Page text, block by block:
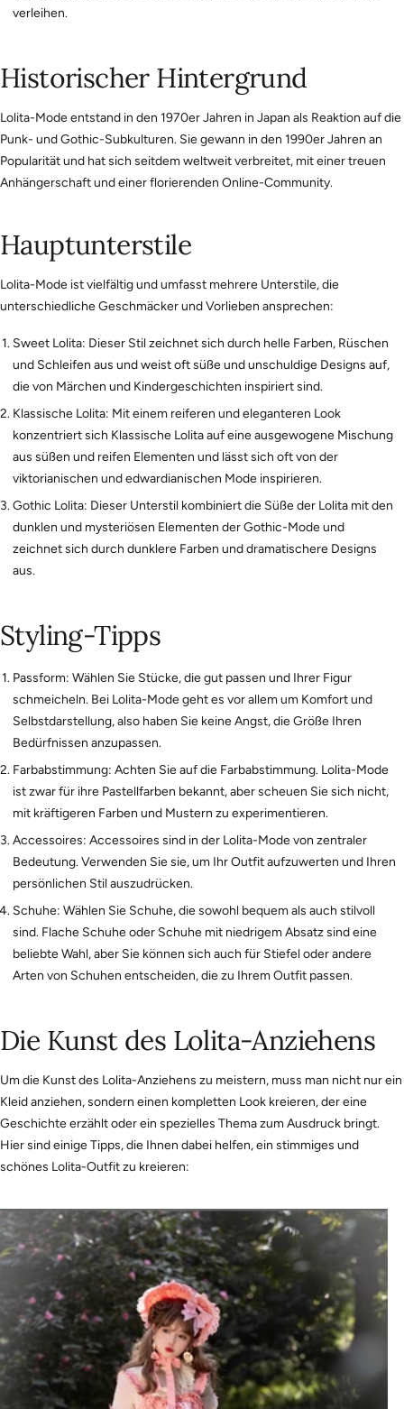
verleihen.
Historischer Hintergrund
Lolita-Mode entstand in den 1970er Jahren in Japan als Reaktion auf die
Punk- und Gothic-Subkulturen. Sie gewann in den 1990er Jahren an
Popularität und hat sich seitdem weltweit verbreitet, mit einer treuen
Anhängerschaft und einer florierenden Online-Community.
Hauptunterstile
Lolita-Mode ist vielfältig und umfasst mehrere Unterstile, die
unterschiedliche Geschmäcker und Vorlieben ansprechen:
Sweet Lolita: Dieser Stil zeichnet sich durch helle Farben, Rüschen
und Schleifen aus und weist oft süße und unschuldige Designs auf,
die von Märchen und Kindergeschichten inspiriert sind.
Klassische Lolita: Mit einem reiferen und eleganteren Look
konzentriert sich Klassische Lolita auf eine ausgewogene Mischung
aus süßen und reifen Elementen und lässt sich oft von der
viktorianischen und edwardianischen Mode inspirieren.
Gothic Lolita: Dieser Unterstil kombiniert die Süße der Lolita mit den
dunklen und mysteriösen Elementen der Gothic-Mode und
zeichnet sich durch dunklere Farben und dramatischere Designs
aus.
Styling-Tipps
Passform: Wählen Sie Stücke, die gut passen und Ihrer Figur
schmeicheln. Bei Lolita-Mode geht es vor allem um Komfort und
Selbstdarstellung, also haben Sie keine Angst, die Größe Ihren
Bedürfnissen anzupassen.
Farbabstimmung: Achten Sie auf die Farbabstimmung. Lolita-Mode
ist zwar für ihre Pastellfarben bekannt, aber scheuen Sie sich nicht,
mit kräftigeren Farben und Mustern zu experimentieren.
Accessoires: Accessoires sind in der Lolita-Mode von zentraler
Bedeutung. Verwenden Sie sie, um Ihr Outfit aufzuwerten und Ihren
persönlichen Stil auszudrücken.
Schuhe: Wählen Sie Schuhe, die sowohl bequem als auch stilvoll
sind. Flache Schuhe oder Schuhe mit niedrigem Absatz sind eine
beliebte Wahl, aber Sie können sich auch für Stiefel oder andere
Arten von Schuhen entscheiden, die zu Ihrem Outfit passen.
Die Kunst des Lolita-Anziehens
Um die Kunst des Lolita-Anziehens zu meistern, muss man nicht nur ein
Kleid anziehen, sondern einen kompletten Look kreieren, der eine
Geschichte erzählt oder ein spezielles Thema zum Ausdruck bringt.
Hier sind einige Tipps, die Ihnen dabei helfen, ein stimmiges und
schönes Lolita-Outfit zu kreieren: